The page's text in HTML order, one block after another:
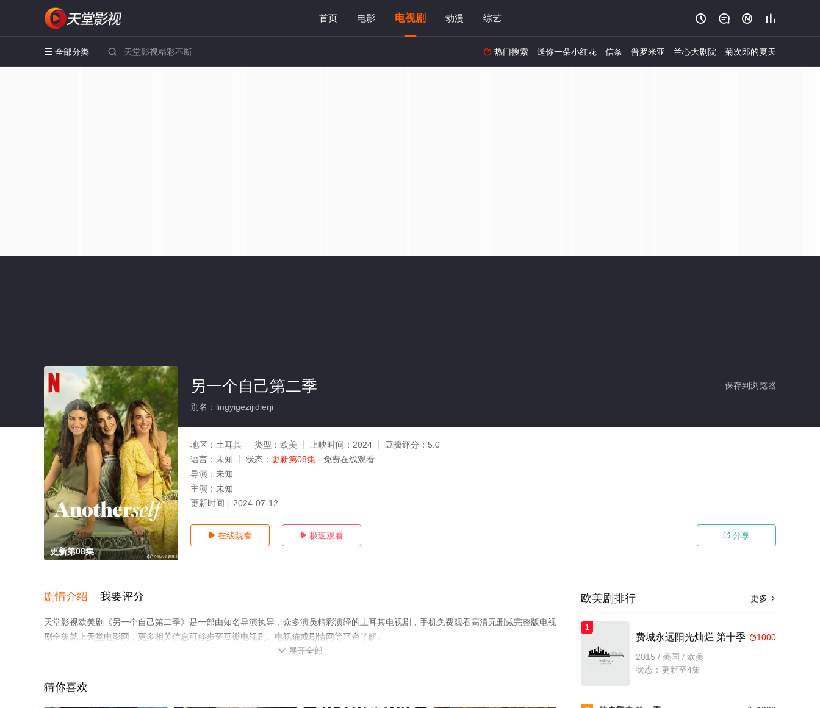
首页 电影 电视剧 动漫 综艺    
 全部分类   热门搜索 送你一朵小红花 信条 普罗米亚 兰心大剧院 菊次郎的夏天
更新第08集
保存到浏览器
另一个自己第二季
别名：lingyigezijidierji
地区： 土耳其 类型： 欧美 上映时间： 2024 豆瓣评分： 5.0
语言： 未知 状态： 更新第08集 - 免费在线观看
导演： 未知
主演： 未知
更新时间： 2024-07-12
 在线观看  极速观看  分享
剧情介绍 我要评分
天堂影视欧美剧《另一个自己第二季》是一部由知名导演执导，众多演员精彩演绎的土耳其电视剧，手机免费观看高清无删减完整版电视
剧全集就上天堂电影网，更多相关信息可移步至豆瓣电视剧、电视猫或剧情网等平台了解。
 展开全部
猜你喜欢
更多 
欧美剧排行
1
1000
费城永远阳光灿烂 第十季
2015 / 美国 / 欧美
状态：更新至4集